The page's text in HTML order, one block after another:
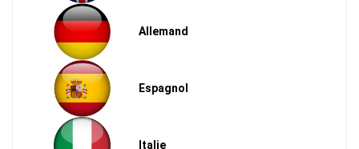
Allemand
Espagnol
Italie